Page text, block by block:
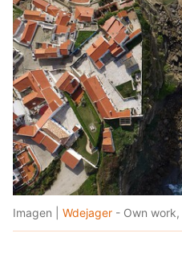
Imagen | Wdejager - Own work,